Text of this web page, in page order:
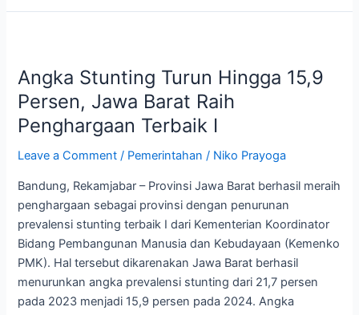
Angka Stunting Turun Hingga 15,9
Persen, Jawa Barat Raih
Penghargaan Terbaik I
Leave a Comment / Pemerintahan / Niko Prayoga
Bandung, Rekamjabar – Provinsi Jawa Barat berhasil meraih
penghargaan sebagai provinsi dengan penurunan
prevalensi stunting terbaik I dari Kementerian Koordinator
Bidang Pembangunan Manusia dan Kebudayaan (Kemenko
PMK). Hal tersebut dikarenakan Jawa Barat berhasil
menurunkan angka prevalensi stunting dari 21,7 persen
pada 2023 menjadi 15,9 persen pada 2024. Angka
Turun
Hingga
15,9
Persen,
Jawa
Raih
Penghargaan
Terbaik
I